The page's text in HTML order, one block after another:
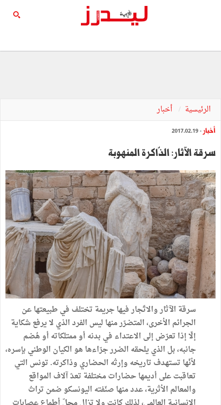
الرئيسية أخبار
أخبار - 2017.02.19
سرقة الآثار: الذّاكرة المنهوبة
سرقة الآثاروالاتّجارفيهاجريمة تختلف فيطبيعتهاعن
الجرائم الأخرى،المتضرّرمنها ليس الفردالذي لايرفعشكاية
إلّاإذا تعرّضإلى الاعتداء في بدنه أوممتلكاته أو هُضم
جانبه،بل الذييلحقه الضررجرّاءها هو الكيان الوطني بإسره،
لأنّها تستهدف تاريخه وإرثه الحضاري وذاكرته.تونس التي
تعاقبتعلى أديمهاحضاراتمختلفة تعدّآلاف المواقع
والمعالم الأثرية،عددمنها صنّفته اليونسكو ضمن تراث